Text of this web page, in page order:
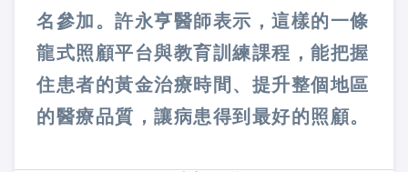
名參加。許永亨醫師表示，這樣的一條
龍式照顧平台與教育訓練課程，能把握
住患者的黃金治療時間、提升整個地區
的醫療品質，讓病患得到最好的照顧。